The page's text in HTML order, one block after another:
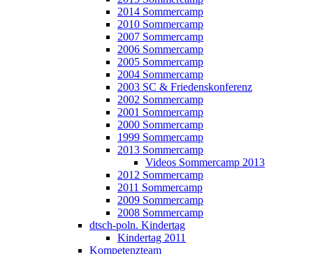
2014 Sommercamp
2010 Sommercamp
2007 Sommercamp
2006 Sommercamp
2005 Sommercamp
2004 Sommercamp
2003 SC & Friedenskonferenz
2002 Sommercamp
2001 Sommercamp
2000 Sommercamp
1999 Sommercamp
2013 Sommercamp
Videos Sommercamp 2013
2012 Sommercamp
2011 Sommercamp
2009 Sommercamp
2008 Sommercamp
dtsch-poln. Kindertag
Kindertag 2011
Kompetenzteam